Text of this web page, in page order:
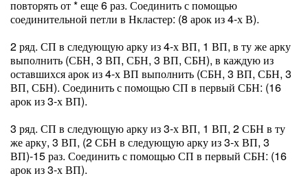
повторять от * еще 6 раз. Соединить с помощью
соединительной петли в Нкластер: (8 арок из 4-х В).
2 ряд. СП в следующую арку из 4-х ВП, 1 ВП, в ту же арку
выполнить (СБН, 3 ВП, СБН, 3 ВП, СБН), в каждую из
оставшихся арок из 4-х ВП выполнить (СБН, 3 ВП, СБН, 3
ВП, СБН). Соединить с помощью СП в первый СБН: (16
арок из 3-х ВП).
3 ряд. СП в следующую арку из 3-х ВП, 1 ВП, 2 СБН в ту
же арку, 3 ВП, (2 СБН в следующую арку из 3-х ВП, 3
ВП)-15 раз. Соединить с помощью СП в первый СБН: (16
арок из 3-х ВП).